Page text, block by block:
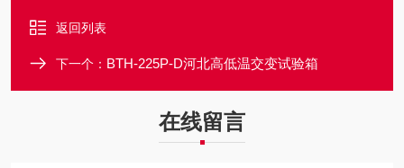
返回列表
下一个： BTH-225P-D河北高低温交变试验箱
在线留言